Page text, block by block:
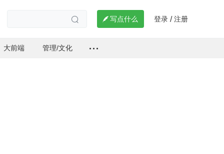
  写点什么 登录 / 注册
大前端 管理/文化